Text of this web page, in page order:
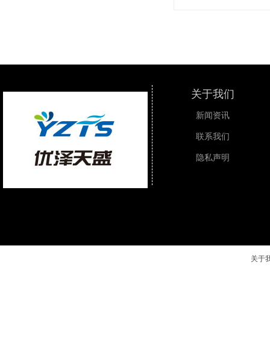
关于我们
新闻资讯
联系我们
隐私声明
关于